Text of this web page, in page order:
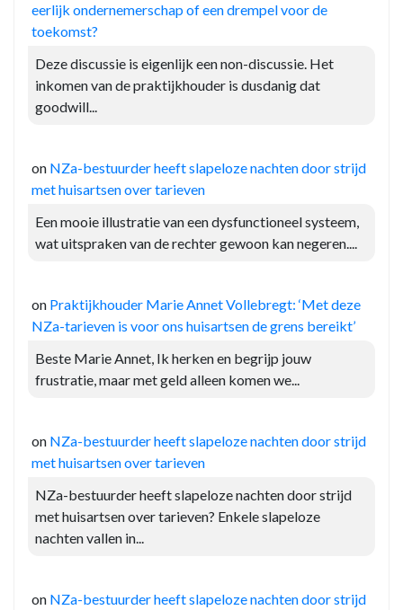
eerlijk ondernemerschap of een drempel voor de
toekomst?
Deze discussie is eigenlijk een non-discussie. Het
inkomen van de praktijkhouder is dusdanig dat
goodwill...
on NZa-bestuurder heeft slapeloze nachten door strijd
met huisartsen over tarieven
Een mooie illustratie van een dysfunctioneel systeem,
wat uitspraken van de rechter gewoon kan negeren....
on Praktijkhouder Marie Annet Vollebregt: ‘Met deze
NZa-tarieven is voor ons huisartsen de grens bereikt’
Beste Marie Annet, Ik herken en begrijp jouw
frustratie, maar met geld alleen komen we...
on NZa-bestuurder heeft slapeloze nachten door strijd
met huisartsen over tarieven
NZa-bestuurder heeft slapeloze nachten door strijd
met huisartsen over tarieven? Enkele slapeloze
nachten vallen in...
on NZa-bestuurder heeft slapeloze nachten door strijd